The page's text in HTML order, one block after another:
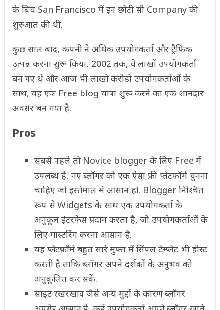
के बिच San Francisco में इन छोटी सी Company की
शुरुआत की थी.
कुछ साल बाद, कंपनी ने अधिक उपयोगकर्ता और ट्रैफ़िक
उत्पन्न करना शुरू किया, 2002 तक, वे लाखों उपयोगकर्ता
बन गए थे और आज भी लाखो करोडो उपयोगकर्ताओं के
साथ, यह एक Free blog यात्रा शुरू करने का एक शानदार
अवसर बन गया है.
Pros
सबसे पहले तो Novice blogger के लिए Free में
उपलब्ध है, नए ब्लॉगर को एक ऐसा फ्री प्लेटफॉर्म चुनना
चाहिए जो इस्तेमाल में आसान हो. Blogger निश्चित
रूप से Widgets के साथ एक उपयोगकर्ता के
अनुकूल इंटरफेस प्रदान करता है, जो उपयोगकर्ताओं के
लिए मास्टरिंग करना आसान है.
यह प्लेटफ़ॉर्म बहुत सारे मुफ्त में सिंपल टेम्प्लेट भी होस्ट
करती है ताकि ब्लॉगर अपने दर्शकों के अनुभव को
अनुकूलित कर सकें.
साइट रखरखाव जैसे अन्य मुद्दों के कारण ब्लॉगर